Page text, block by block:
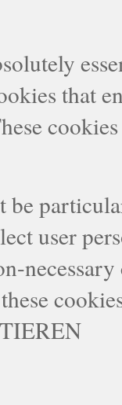
that
user